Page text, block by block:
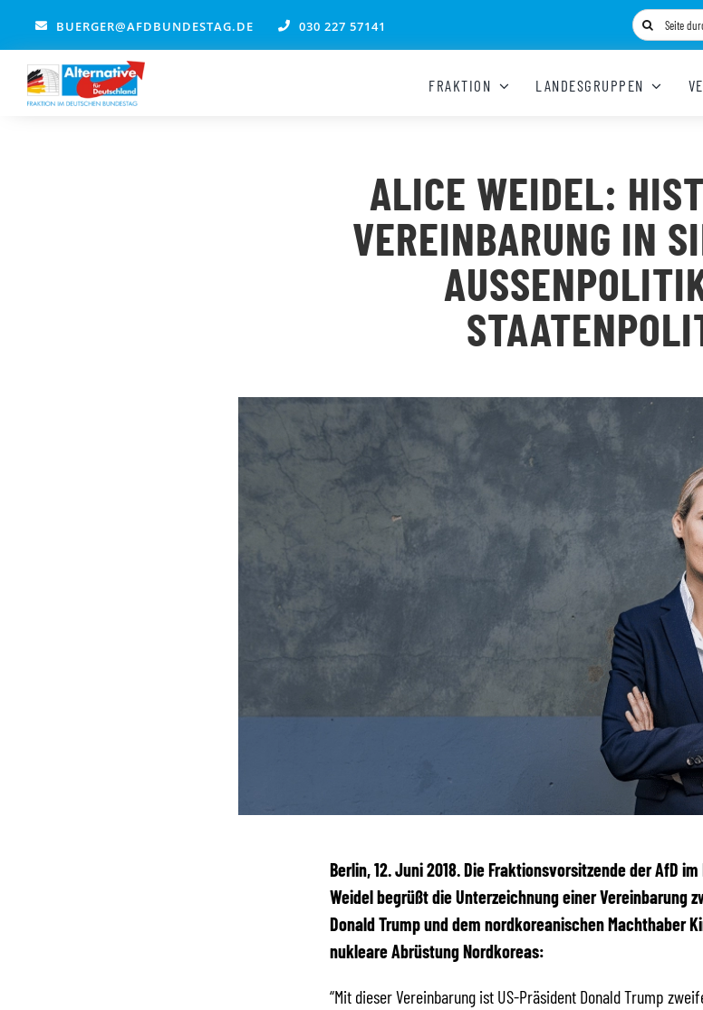
springen
BUERGER@AFDBUNDESTAG.DE 030 227 57141
Suche
nach:
FRAKTION LANDESGRUPPEN
ALICE WEIDEL:
VEREINBARUNG IN
AUSSENPOLITIK
Berlin, 12. Juni 2018. Die Fraktionsvorsitzende der AfD
Weidel begrüßt die Unterzeichnung einer Vereinbarung
Donald Trump und dem nordkoreanischen Machthaber
nukleare Abrüstung Nordkoreas:
“Mit dieser Vereinbarung ist US-Präsident Donald Trump